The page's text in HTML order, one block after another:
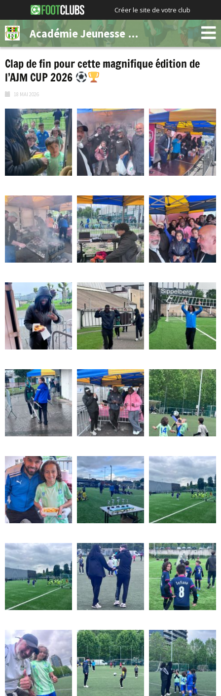
Créer le site de votre club
Académie Jeunesse Molenbeek
Clap de fin pour cette magnifique édition de
l’AJM CUP 2026
18 MAI 2026